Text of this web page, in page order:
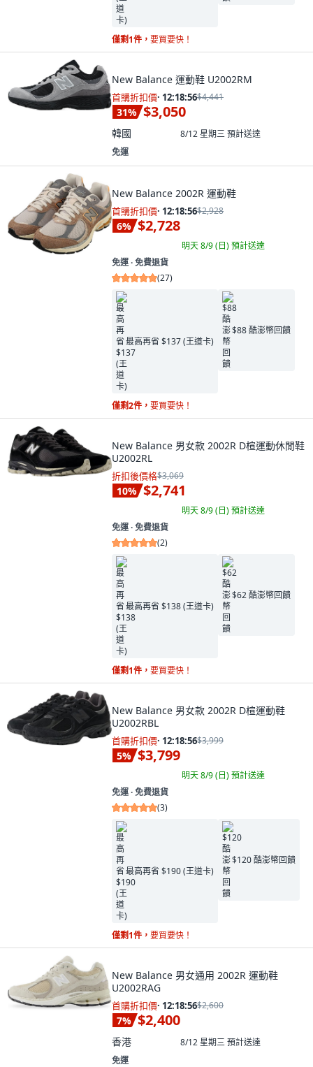
僅剩1件， 要買要快！
New Balance 運動鞋 U2002RM
首購折扣價· 12:18:55$4,441
31% $3,050
韓國 8/12 星期三預計送達
免運
New Balance 2002R 運動鞋
首購折扣價· 12:18:55$2,928
6% $2,728
明天 8/9 (日)預計送達
免運 ∙ 免費退貨
(27)
最高再省 $137 (王道卡)
$88 酷澎幣回饋
僅剩2件， 要買要快！
New Balance 男女款 2002R D楦運動休閒鞋
U2002RL
折扣後價格$3,069
10% $2,741
明天 8/9 (日)預計送達
免運 ∙ 免費退貨
(2)
最高再省 $138 (王道卡)
$62 酷澎幣回饋
僅剩1件， 要買要快！
New Balance 男女款 2002R D楦運動鞋
U2002RBL
首購折扣價· 12:18:55$3,999
5% $3,799
明天 8/9 (日)預計送達
免運 ∙ 免費退貨
(3)
最高再省 $190 (王道卡)
$120 酷澎幣回饋
僅剩1件， 要買要快！
New Balance 男女通用 2002R 運動鞋
U2002RAG
首購折扣價· 12:18:55$2,600
7% $2,400
香港 8/12 星期三預計送達
免運